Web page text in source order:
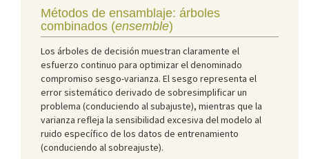
Métodos de ensamblaje: árboles
combinados (ensemble)
Los árboles de decisión muestran claramente el
esfuerzo continuo para optimizar el denominado
compromiso sesgo-varianza. El sesgo representa el
error sistemático derivado de sobresimplificar un
problema (conduciendo al subajuste), mientras que la
varianza refleja la sensibilidad excesiva del modelo al
ruido específico de los datos de entrenamiento
(conduciendo al sobreajuste).